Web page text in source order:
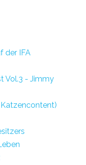
der IFA
Vol.3 - Jimmy